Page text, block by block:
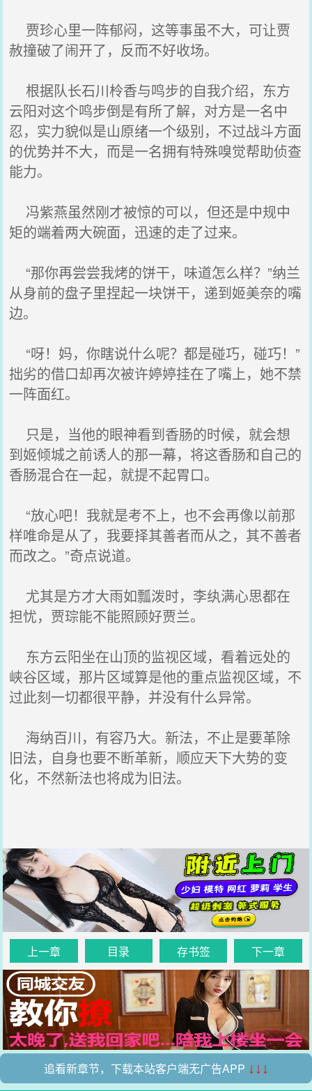
贾珍心里一阵郁闷，这等事虽不大，可让贾
赦撞破了闹开了，反而不好收场。
根据队长石川柃香与鸣步的自我介绍，东方
云阳对这个鸣步倒是有所了解，对方是一名中
忍，实力貌似是山原绪一个级别，不过战斗方面
的优势并不大，而是一名拥有特殊嗅觉帮助侦查
能力。
冯紫燕虽然刚才被惊的可以，但还是中规中
矩的端着两大碗面，迅速的走了过来。
“那你再尝尝我烤的饼干，味道怎么样？”纳兰
从身前的盘子里捏起一块饼干，递到姬美奈的嘴
边。
“呀！妈，你瞎说什么呢？都是碰巧，碰巧！”
拙劣的借口却再次被许婷婷挂在了嘴上，她不禁
一阵面红。
只是，当他的眼神看到香肠的时候，就会想
到姬倾城之前诱人的那一幕，将这香肠和自己的
香肠混合在一起，就提不起胃口。
“放心吧！我就是考不上，也不会再像以前那
样唯命是从了，我要择其善者而从之，其不善者
而改之。”奇点说道。
尤其是方才大雨如瓢泼时，李纨满心思都在
担忧，贾琮能不能照顾好贾兰。
东方云阳坐在山顶的监视区域，看着远处的
峡谷区域，那片区域算是他的重点监视区域，不
过此刻一切都很平静，并没有什么异常。
海纳百川，有容乃大。新法，不止是要革除
旧法，自身也要不断革新，顺应天下大势的变
化，不然新法也将成为旧法。
上一章 目录 存书签 下一章
追看新章节，下载本站客户端无广告APP ↓↓↓